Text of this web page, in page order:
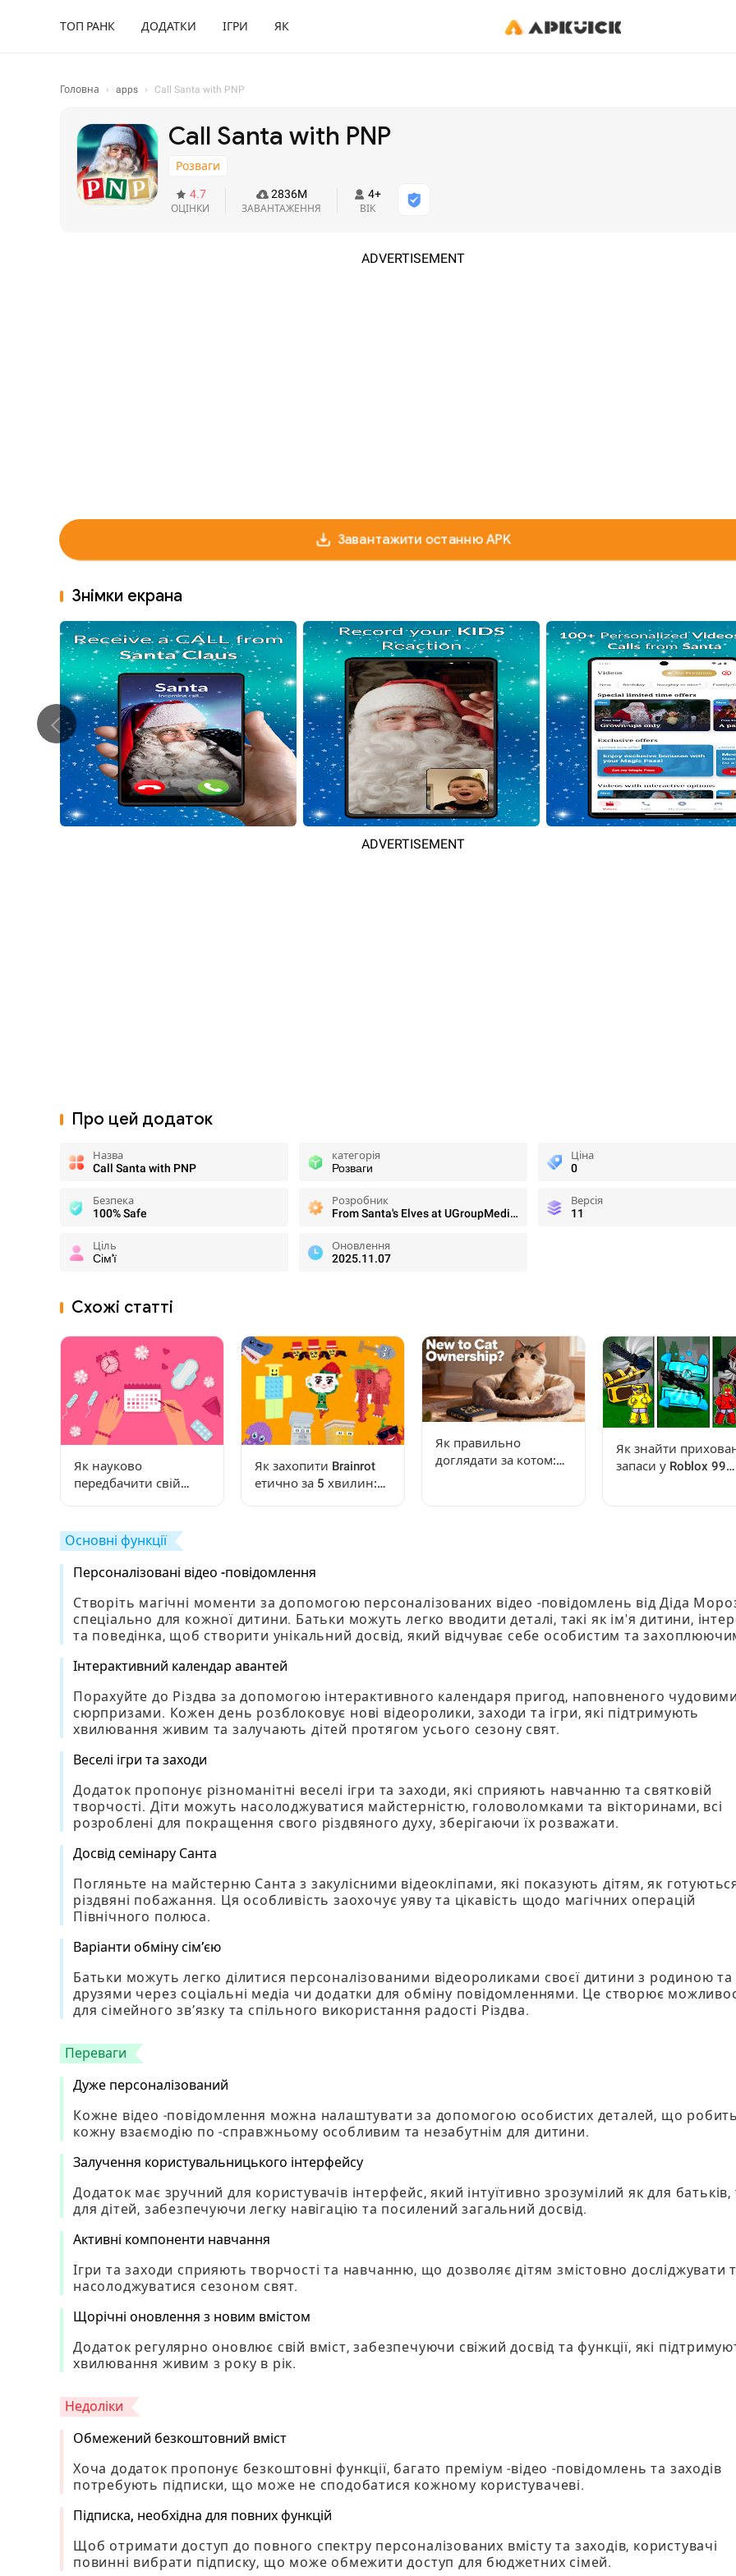
ТОП РАНК ДОДАТКИ ІГРИ ЯК
Головна › apps › Call Santa with PNP
Call Santa with PNP
Розваги
4.7
ОЦІНКИ
2836M
ЗАВАНТАЖЕННЯ
4+
ВІК
ADVERTISEMENT
Завантажити останню APK
Знімки екрана
ADVERTISEMENT
Про цей додаток
Назва
Call Santa with PNP
категорія
Розваги
Ціна
0
Безпека
100% Safe
Розробник
From Santa's Elves at UGroupMedia Inc
Версія
11
Ціль
Сім'ї
Оновлення
2025.11.07
Схожі статті
Як науково
передбачити свій
Як захопити Brainrot
етично за 5 хвилин:
Як правильно
доглядати за котом:
Як знайти
запаси у Roblox 99
Основні функції
Персоналізовані відео -повідомлення
Створіть магічні моменти за допомогою персоналізованих відео -повідомлень від Діда
спеціально для кожної дитини. Батьки можуть легко вводити деталі, такі як ім'я дитини,
та поведінка, щоб створити унікальний досвід, який відчуває себе особистим та
Інтерактивний календар авантей
Порахуйте до Різдва за допомогою інтерактивного календаря пригод, наповненого чудовими
сюрпризами. Кожен день розблоковує нові відеоролики, заходи та ігри, які підтримують
хвилювання живим та залучають дітей протягом усього сезону свят.
Веселі ігри та заходи
Додаток пропонує різноманітні веселі ігри та заходи, які сприяють навчанню та святковій
творчості. Діти можуть насолоджуватися майстерністю, головоломками та вікторинами, всі
розроблені для покращення свого різдвяного духу, зберігаючи їх розважати.
Досвід семінару Санта
Погляньте на майстерню Санта з закулісними відеокліпами, які показують дітям, як
різдвяні побажання. Ця особливість заохочує уяву та цікавість щодо магічних операцій
Північного полюса.
Варіанти обміну сім’єю
Батьки можуть легко ділитися персоналізованими відеороликами своєї дитини з родиною та
друзями через соціальні медіа чи додатки для обміну повідомленнями. Це створює
для сімейного зв’язку та спільного використання радості Різдва.
Переваги
Дуже персоналізований
Кожне відео -повідомлення можна налаштувати за допомогою особистих деталей, що робить
кожну взаємодію по -справжньому особливим та незабутнім для дитини.
Залучення користувальницького інтерфейсу
Додаток має зручний для користувачів інтерфейс, який інтуїтивно зрозумілий як для батьків,
для дітей, забезпечуючи легку навігацію та посилений загальний досвід.
Активні компоненти навчання
Ігри та заходи сприяють творчості та навчанню, що дозволяє дітям змістовно досліджувати
насолоджуватися сезоном свят.
Щорічні оновлення з новим вмістом
Додаток регулярно оновлює свій вміст, забезпечуючи свіжий досвід та функції, які
хвилювання живим з року в рік.
Недоліки
Обмежений безкоштовний вміст
Хоча додаток пропонує безкоштовні функції, багато преміум -відео -повідомлень та заходів
потребують підписки, що може не сподобатися кожному користувачеві.
Підписка, необхідна для повних функцій
Щоб отримати доступ до повного спектру персоналізованих вмісту та заходів, користувачі
повинні вибрати підписку, що може обмежити доступ для бюджетних сімей.